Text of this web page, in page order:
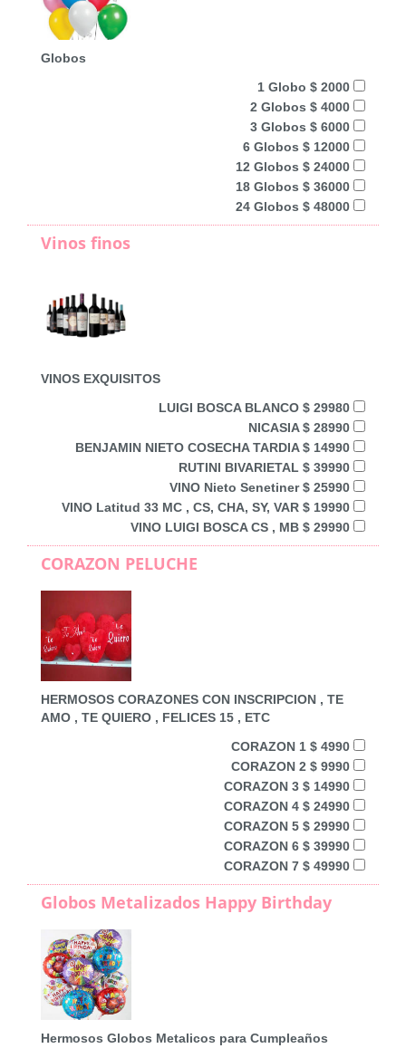
Globos
1 Globo $ 2000
2 Globos $ 4000
3 Globos $ 6000
6 Globos $ 12000
12 Globos $ 24000
18 Globos $ 36000
24 Globos $ 48000
Vinos finos
VINOS EXQUISITOS
LUIGI BOSCA BLANCO $ 29980
NICASIA $ 28990
BENJAMIN NIETO COSECHA TARDIA $ 14990
RUTINI BIVARIETAL $ 39990
VINO Nieto Senetiner $ 25990
VINO Latitud 33 MC , CS, CHA, SY, VAR $ 19990
VINO LUIGI BOSCA CS , MB $ 29990
CORAZON PELUCHE
HERMOSOS CORAZONES CON INSCRIPCION , TE
AMO , TE QUIERO , FELICES 15 , ETC
CORAZON 1 $ 4990
CORAZON 2 $ 9990
CORAZON 3 $ 14990
CORAZON 4 $ 24990
CORAZON 5 $ 29990
CORAZON 6 $ 39990
CORAZON 7 $ 49990
Globos Metalizados Happy Birthday
Hermosos Globos Metalicos para Cumpleaños